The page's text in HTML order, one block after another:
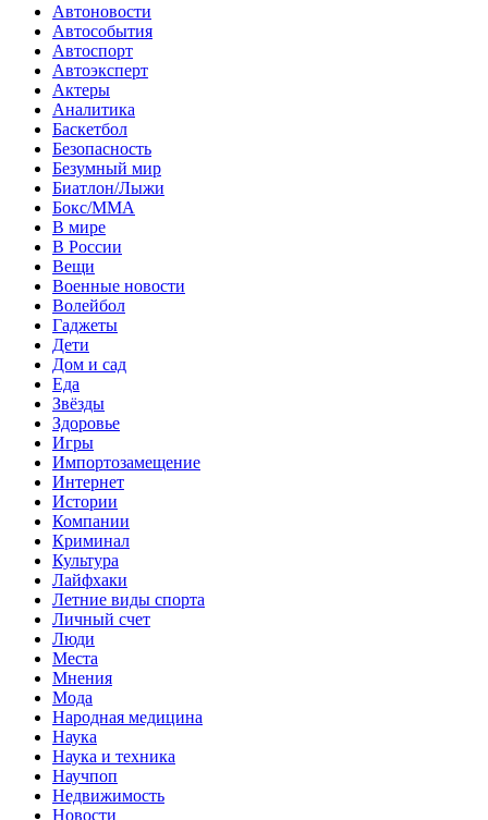
Автоновости
Автособытия
Автоспорт
Автоэксперт
Актеры
Аналитика
Баскетбол
Безопасность
Безумный мир
Биатлон/Лыжи
Бокс/MMA
В мире
В России
Вещи
Военные новости
Волейбол
Гаджеты
Дети
Дом и сад
Еда
Звёзды
Здоровье
Игры
Импортозамещение
Интернет
Истории
Компании
Криминал
Культура
Лайфхаки
Летние виды спорта
Личный счет
Люди
Места
Мнения
Мода
Народная медицина
Наука
Наука и техника
Научпоп
Недвижимость
Новости